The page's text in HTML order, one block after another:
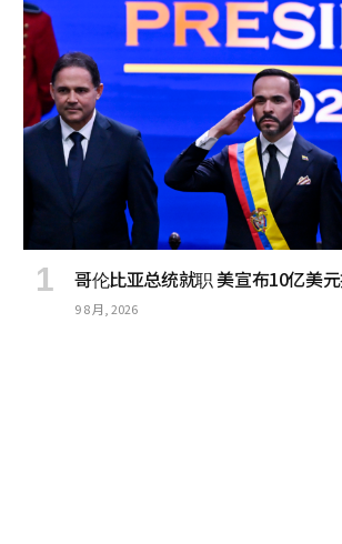
哥伦比亚总统就职 美宣布10亿美
9 8 月, 2026